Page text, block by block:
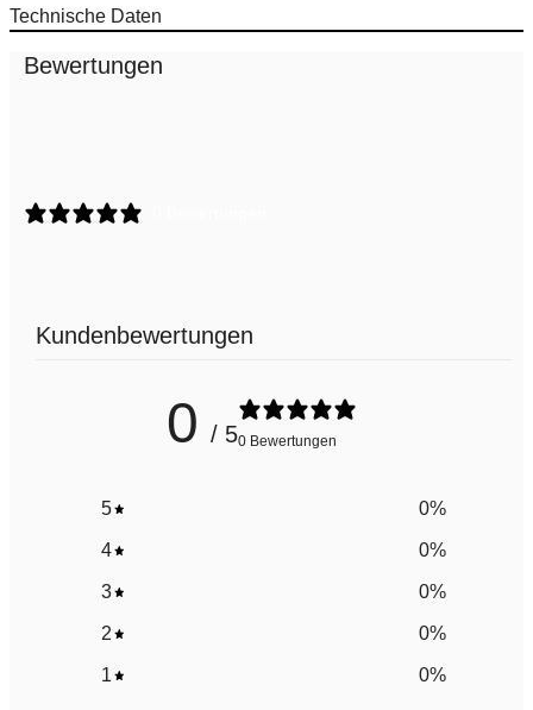
Technische Daten
Bewertungen
Kundenbewertungen
0 / 50 Bewertungen
5 0%
4 0%
3 0%
2 0%
1 0%